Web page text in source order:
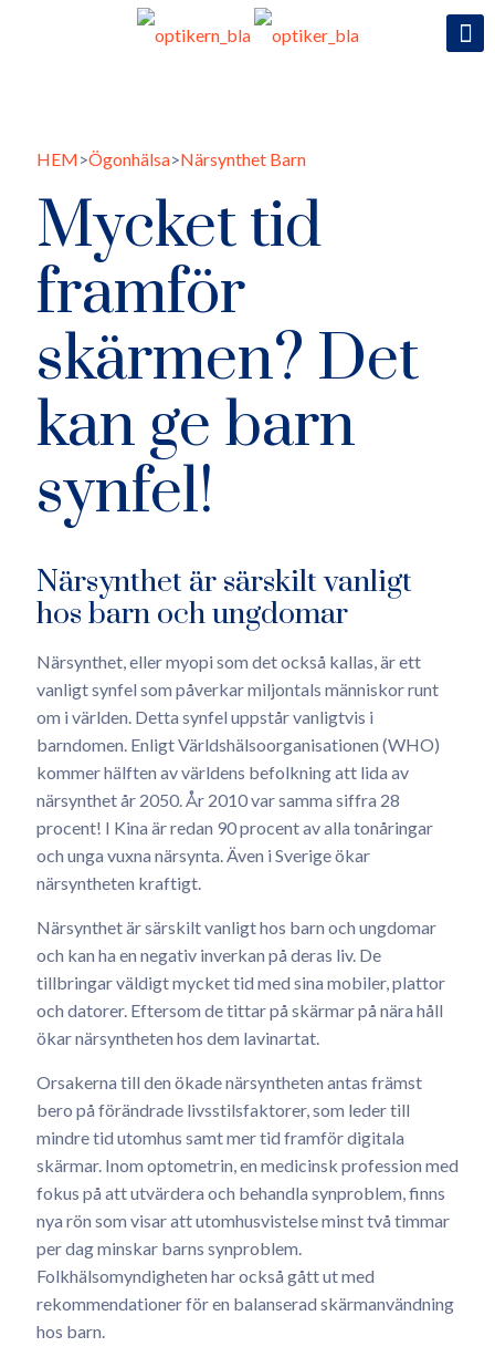
HEM>Ögonhälsa>Närsynthet Barn
Mycket tid
framför
skärmen? Det
kan ge barn
synfel!
Närsynthet är särskilt vanligt
hos barn och ungdomar
Närsynthet, eller myopi som det också kallas, är ett
vanligt synfel som påverkar miljontals människor runt
om i världen. Detta synfel uppstår vanligtvis i
barndomen. Enligt Världshälsoorganisationen (WHO)
kommer hälften av världens befolkning att lida av
närsynthet år 2050. År 2010 var samma siffra 28
procent! I Kina är redan 90 procent av alla tonåringar
och unga vuxna närsynta. Även i Sverige ökar
närsyntheten kraftigt.
Närsynthet är särskilt vanligt hos barn och ungdomar
och kan ha en negativ inverkan på deras liv. De
tillbringar väldigt mycket tid med sina mobiler, plattor
och datorer. Eftersom de tittar på skärmar på nära håll
ökar närsyntheten hos dem lavinartat.
Orsakerna till den ökade närsyntheten antas främst
bero på förändrade livsstilsfaktorer, som leder till
mindre tid utomhus samt mer tid framför digitala
skärmar. Inom optometrin, en medicinsk profession med
fokus på att utvärdera och behandla synproblem, finns
nya rön som visar att utomhusvistelse minst två timmar
per dag minskar barns synproblem.
Folkhälsomyndigheten har också gått ut med
rekommendationer för en balanserad skärmanvändning
hos barn.